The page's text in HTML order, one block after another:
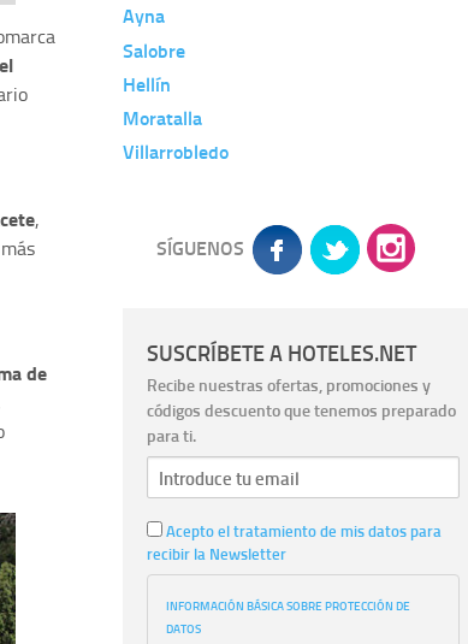
,
de
Ayna
Salobre
Hellín
Moratalla
Villarrobledo
SÍGUENOS
SUSCRÍBETE A HOTELES.NET
Recibe nuestras ofertas, promociones y
códigos descuento que tenemos preparado
para ti.
Acepto el tratamiento de mis datos para
recibir la Newsletter
INFORMACIÓN BÁSICA SOBRE PROTECCIÓN DE
DATOS